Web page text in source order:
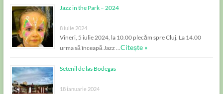
Jazz in the Park – 2024
8 iulie 2024
Vineri, 5 iulie 2024, la 10.00 plecăm spre Cluj. La 14.00
urma să înceapă Jazz …Citește »
Setenil de las Bodegas
18 ianuarie 2024